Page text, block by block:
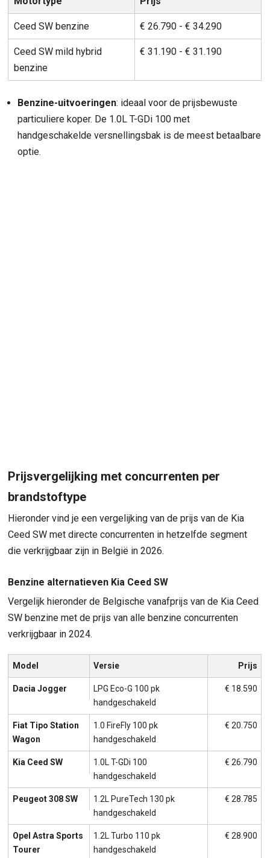
Ceed SW benzine € 26.790 - € 34.290
Ceed SW mild hybrid
benzine
€ 31.190 - € 31.190
Benzine-uitvoeringen: ideaal voor de prijsbewuste
particuliere koper. De 1.0L T-GDi 100 met
handgeschakelde versnellingsbak is de meest betaalbare
optie.
Prijsvergelijking met concurrenten per
brandstoftype
Hieronder vind je een vergelijking van de prijs van de Kia
Ceed SW met directe concurrenten in hetzelfde segment
die verkrijgbaar zijn in België in 2026.
Benzine alternatieven Kia Ceed SW
Vergelijk hieronder de Belgische vanafprijs van de Kia Ceed
SW benzine met de prijs van alle benzine concurrenten
verkrijgbaar in 2024.
Model Versie Prijs
Dacia Jogger
LPG Eco-G 100 pk
handgeschakeld
€ 18.590
Fiat Tipo Station
Wagon
1.0 FireFly 100 pk
handgeschakeld
€ 20.750
Kia Ceed SW
1.0L T-GDi 100
handgeschakeld
€ 26.790
Peugeot 308 SW
1.2L PureTech 130 pk
handgeschakeld
€ 28.785
Opel Astra Sports
Tourer
1.2L Turbo 110 pk
handgeschakeld
€ 28.900